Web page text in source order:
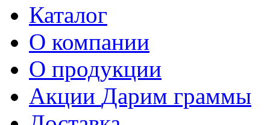
Каталог
О компании
О продукции
Акции Дарим граммы